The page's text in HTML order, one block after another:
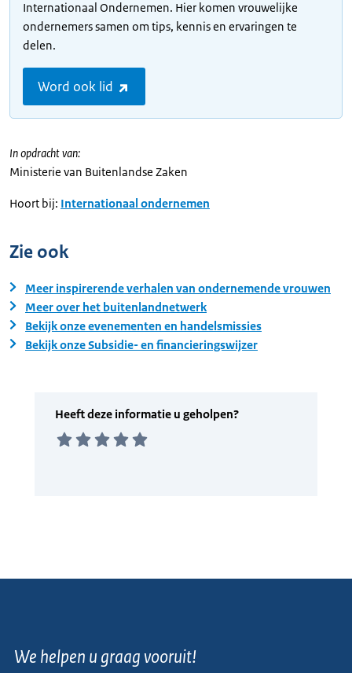
Internationaal Ondernemen. Hier komen vrouwelijke
ondernemers samen om tips, kennis en ervaringen te
delen.
Word ook lid
In opdracht van:
Ministerie van Buitenlandse Zaken
Hoort bij: Internationaal ondernemen
Zie ook
Meer inspirerende verhalen van ondernemende vrouwen
Meer over het buitenlandnetwerk
Bekijk onze evenementen en handelsmissies
Bekijk onze Subsidie- en financieringswijzer
We helpen u graag vooruit!